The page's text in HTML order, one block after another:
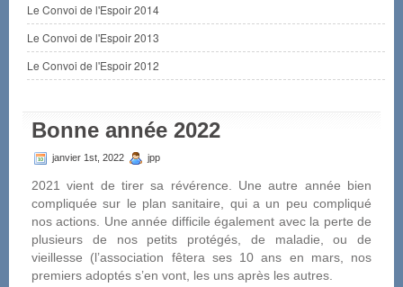
Le Convoi de l'Espoir 2014
Le Convoi de l'Espoir 2013
Le Convoi de l'Espoir 2012
Bonne année 2022
janvier 1st, 2022 jpp
2021 vient de tirer sa révérence. Une autre année bien
compliquée sur le plan sanitaire, qui a un peu compliqué
nos actions. Une année difficile également avec la perte de
plusieurs de nos petits protégés, de maladie, ou de
vieillesse (l’association fêtera ses 10 ans en mars, nos
premiers adoptés s’en vont, les uns après les autres.